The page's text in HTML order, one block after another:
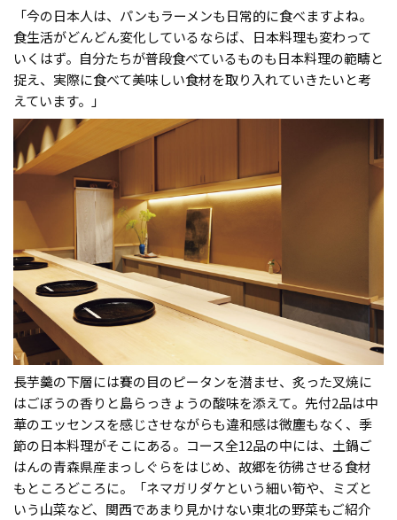
「今の日本人は、パンもラーメンも日常的に食べますよね。
食生活がどんどん変化しているならば、日本料理も変わって
いくはず。自分たちが普段食べているものも日本料理の範疇と
捉え、実際に食べて美味しい食材を取り入れていきたいと考
えています。」
長芋羹の下層には賽の目のピータンを潜ませ、炙った叉焼に
はごぼうの香りと島らっきょうの酸味を添えて。先付2品は中
華のエッセンスを感じさせながらも違和感は微塵もなく、季
節の日本料理がそこにある。コース全12品の中には、土鍋ご
はんの青森県産まっしぐらをはじめ、故郷を彷彿させる食材
もところどころに。「ネマガリダケという細い筍や、ミズと
いう山菜など、関西であまり見かけない東北の野菜もご紹介